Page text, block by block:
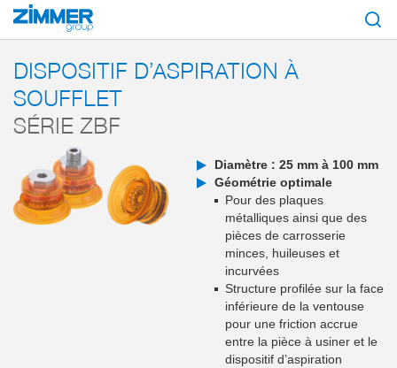
Démarrage Produits Ventouses
DISPOSITIF D’ASPIRATION À
SOUFFLET
SÉRIE ZBF
Diamètre : 25 mm à 100 mm
Géométrie optimale
Pour des plaques
métalliques ainsi que des
pièces de carrosserie
minces, huileuses et
incurvées
Structure profilée sur la face
inférieure de la ventouse
pour une friction accrue
entre la pièce à usiner et le
dispositif d’aspiration